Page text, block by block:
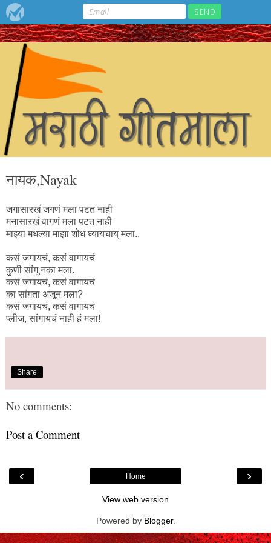
नायक,Nayak
जगासारखं जगणं मला पटत नाही
मनासारखं वागणं मला पटत नाही
माझ्या मधल्या माझा शोध घ्यायचाय् मला..
कसं जगायचं, कसं वागायचं
कुणी सांगू नका मला.
कसं जगायचं, कसं वागायचं
का सांगता अजून मला?
कसं जगायचं, कसं वागायचं
प्लीज, सांगायचं नाही हं मला!
Share
No comments:
Post a Comment
‹ ›
Home
View web version
Powered by Blogger.